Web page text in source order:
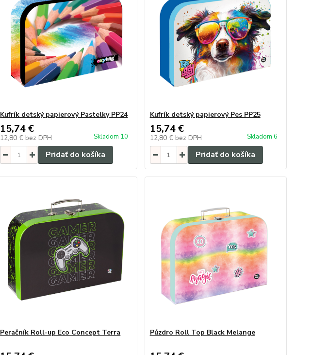
Kufrík detský papierový Pastelky PP24
15,74 €
12,80 € bez DPH Skladom 10
Pridať do košíka
Kufrík detský papierový Pes PP25
15,74 €
12,80 € bez DPH Skladom 6
Pridať do košíka
Peračník Roll-up Eco Concept Terra Púzdro Roll Top Black Melange